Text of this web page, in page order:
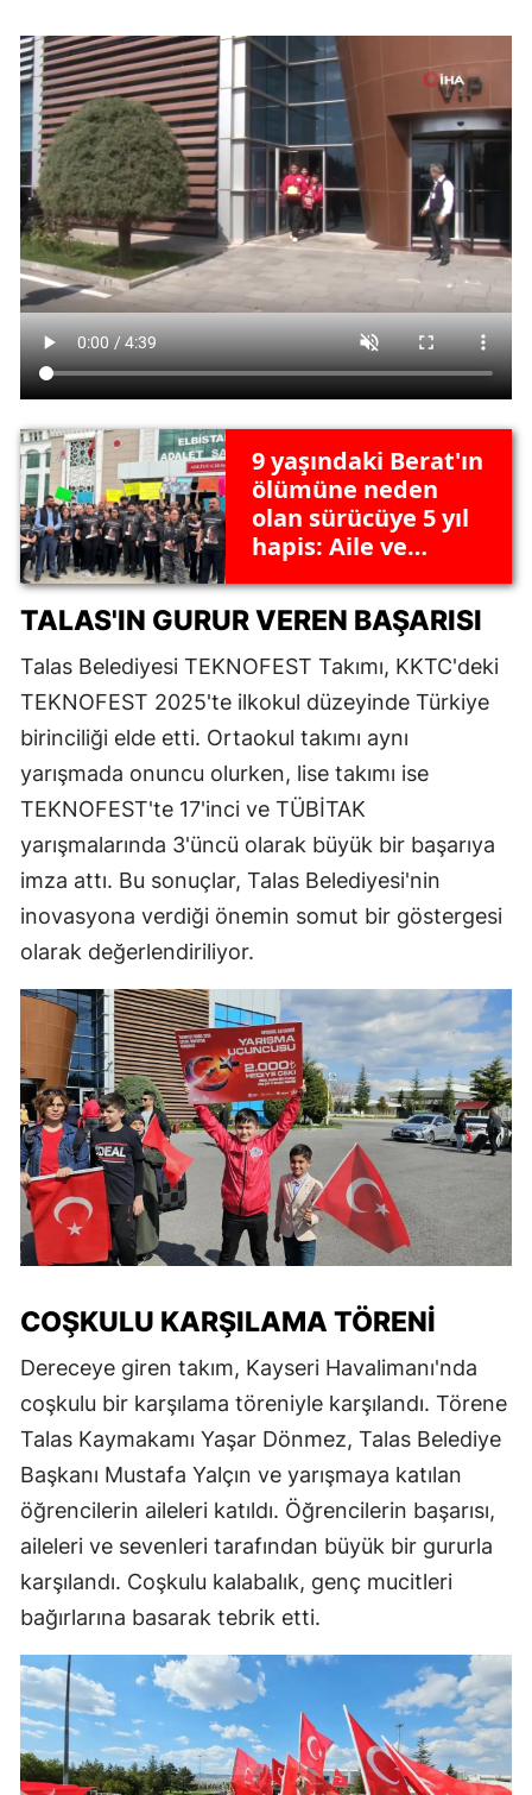
9 yaşındaki Berat'ın
ölümüne neden
olan sürücüye 5 yıl
hapis: Aile ve
sinyali
TALAS'IN GURUR VEREN BAŞARISI
Talas Belediyesi TEKNOFEST Takımı, KKTC'deki
TEKNOFEST 2025'te ilkokul düzeyinde Türkiye
birinciliği elde etti. Ortaokul takımı aynı
yarışmada onuncu olurken, lise takımı ise
TEKNOFEST'te 17'inci ve TÜBİTAK
yarışmalarında 3'üncü olarak büyük bir başarıya
imza attı. Bu sonuçlar, Talas Belediyesi'nin
inovasyona verdiği önemin somut bir göstergesi
olarak değerlendiriliyor.
COŞKULU KARŞILAMA TÖRENI
Dereceye giren takım, Kayseri Havalimanı'nda
coşkulu bir karşılama töreniyle karşılandı. Törene
Talas Kaymakamı Yaşar Dönmez, Talas Belediye
Başkanı Mustafa Yalçın ve yarışmaya katılan
öğrencilerin aileleri katıldı. Öğrencilerin başarısı,
aileleri ve sevenleri tarafından büyük bir gururla
karşılandı. Coşkulu kalabalık, genç mucitleri
bağırlarına basarak tebrik etti.